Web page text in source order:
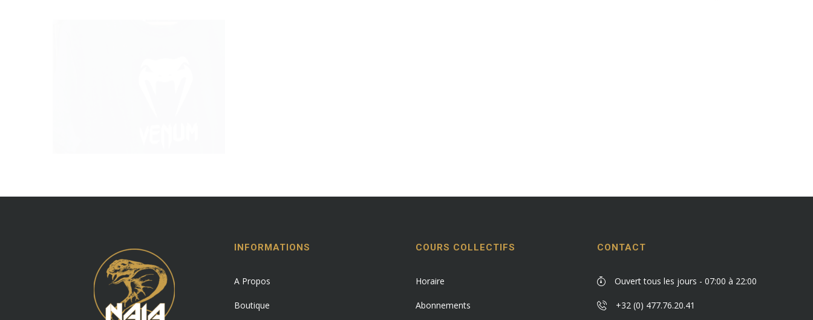
INFORMATIONS
A Propos
Boutique
COURS COLLECTIFS
Horaire
Abonnements
CONTACT
Ouvert tous les jours - 07:00 à 22:00
+32 (0) 477.76.20.41